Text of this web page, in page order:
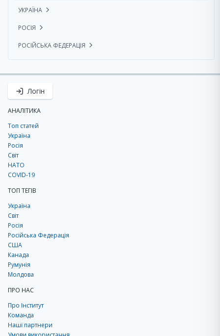
УКРАЇНА
РОСІЯ
РОСІЙСЬКА ФЕДЕРАЦІЯ
Логін
АНАЛІТИКА
Топ статей
Україна
Росія
Світ
НАТО
COVID-19
ТОП ТЕГІВ
Україна
Світ
Росія
Російська Федерація
США
Канада
Румунія
Молдова
ПРО НАС
Про Інститут
Команда
Наші партнери